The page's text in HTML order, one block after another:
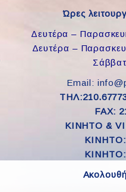
Ώρες
Δευτέρα –
Δευτέρα –
Email:
FAX:
ΚΙΝΗΤΟ &